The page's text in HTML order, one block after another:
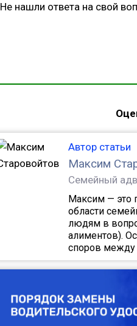
Не нашли ответа на свой
Автор статьи
Максим
Семейный
Максим — это
области
людям в
алиментов).
споров между